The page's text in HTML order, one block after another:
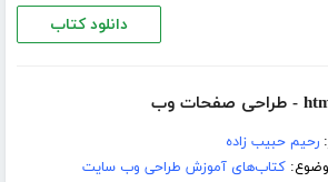
دانلود کتاب
رحیم حبیب زاده
کتاب‌های آموزش طراحی وب سایت